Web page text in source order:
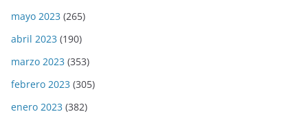
mayo 2023 (265)
abril 2023 (190)
marzo 2023 (353)
febrero 2023 (305)
enero 2023 (382)